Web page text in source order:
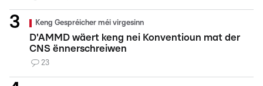
Keng Gespréicher méi virgesinn
D'AMMD wäert keng nei Konventioun mat der
CNS ënnerschreiwen
23